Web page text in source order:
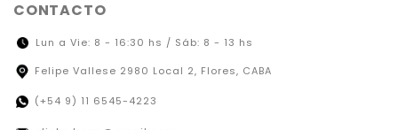
CONTACTO
Lun a Vie: 8 - 16:30 hs / Sáb: 8 - 13 hs
Felipe Vallese 2980 Local 2, Flores, CABA
(+54 9) 11 6545-4223